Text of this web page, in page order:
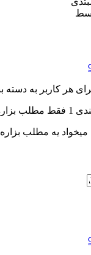
برای هر کاربر به
میخواد یه مطلب